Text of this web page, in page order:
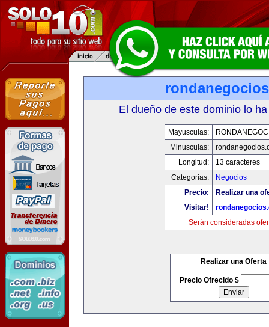
El dueño de este dominio lo
Mayusculas:
Minusculas:
Longitud:
13 caracteres
Categorias:
Negocios
Precio:
Realizar una
Visitar!
Serán consideradas
Realizar una Oferta
Precio Ofrecido $